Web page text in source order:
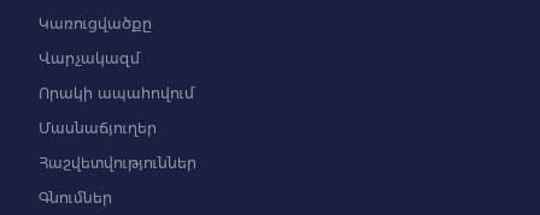
Կառուցվածքը
Վարչակազմ
Որակի ապահովում
Մասնաճյուղեր
Հաշվետվություններ
Գնումներ